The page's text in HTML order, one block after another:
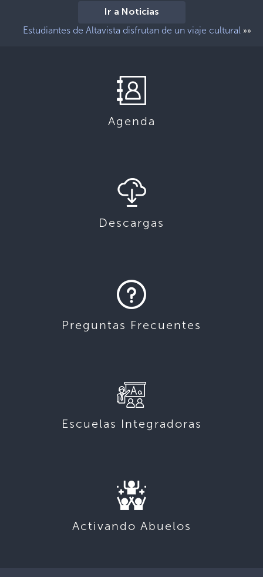
Ir a Noticias
Estudiantes de Altavista disfrutan de un viaje cultural »»
Agenda
Descargas
Preguntas Frecuentes
Escuelas Integradoras
Activando Abuelos